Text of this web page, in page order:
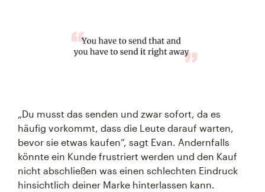
„Du musst das senden und zwar sofort, da es
häufig vorkommt, dass die Leute darauf warten,
bevor sie etwas kaufen“, sagt Evan. Andernfalls
könnte ein Kunde frustriert werden und den Kauf
nicht abschließen was einen schlechten Eindruck
hinsichtlich deiner Marke hinterlassen kann.